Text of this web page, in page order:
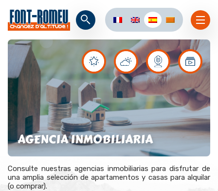
AGENCIA INMOBILIARIA
Consulte nuestras agencias inmobiliarias para disfrutar de
una amplia selección de apartamentos y casas para alquilar
(o comprar).